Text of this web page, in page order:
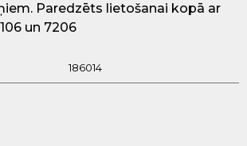
Paredzēts lietošanai kopā ar
un 7206
186014